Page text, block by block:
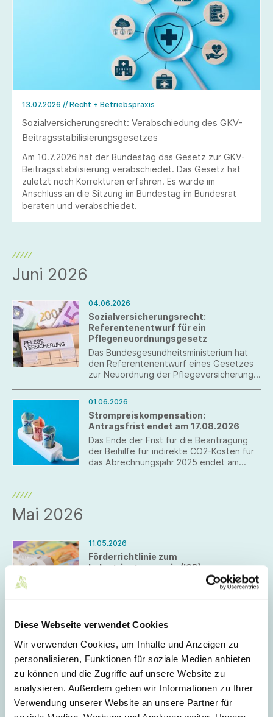
Diese Webseite verwendet Cookies
Wir verwenden Cookies, um Inhalte und Anzeigen zu
personalisieren, Funktionen für soziale Medien anbieten
zu können und die Zugriffe auf unsere Website zu
analysieren. Außerdem geben wir Informationen zu Ihrer
Verwendung unserer Website an unsere Partner für
13.07.2026 // Recht + Betriebspraxis
Sozialversicherungsrecht: Verabschiedung des GKV-
Beitragsstabilisierungsgesetzes
Am 10.7.2026 hat der Bundestag das Gesetz zur GKV-
Beitragsstabilisierung verabschiedet. Das Gesetz hat
zuletzt noch Korrekturen erfahren. Es wurde im
Anschluss an die Sitzung im Bundestag im Bundesrat
beraten und verabschiedet.
Juni 2026
04.06.2026
Sozialversicherungsrecht:
Referentenentwurf für ein
Pflegeneuordnungsgesetz
Das Bundesgesundheitsministerium hat
den Referentenentwurf eines Gesetzes
zur Neuordnung der Pflegeversicherung
01.06.2026
Strompreiskompensation:
Antragsfrist endet am 17.08.2026
Das Ende der Frist für die Beantragung
der Beihilfe für indirekte CO2-Kosten für
das Abrechnungsjahr 2025 endet am
Mai 2026
11.05.2026
Förderrichtlinie zum
Industriestrompreis (ISP)
Entlastung für das Jahr 2026 beträgt ca.
Stromverbrauchs. Die Entlastungsanträge
können erstmals Anfang 2027
rückwirkend für das Gesamtjahr 2026
gestellt werden.
April 2026
08.04.2026
Sozialversicherungsrecht: